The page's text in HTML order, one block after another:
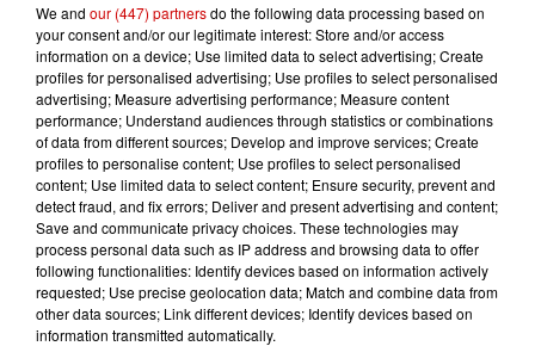
Gagnez vos places pour le
festival Marché Gourmand 2026
à Coulon !
Le Duel - Gagnez vos entrées
pour le parc animalier de votre
choix !
We and our (447) partnersdo the following data processing based on
your consent and/or our legitimate interest: Store and/or access
information on a device; Use limited data to select advertising; Create
profiles for personalised advertising; Use profiles to select personalised
advertising; Measure advertising performance; Measure content
performance; Understand audiences through statistics or combinations
of data from different sources; Develop and improve services; Create
profiles to personalise content; Use profiles to select personalised
content; Use limited data to select content; Ensure security, prevent and
detect fraud, and fix errors; Deliver and present advertising and content;
Save and communicate privacy choices. These technologies may
process personal data such as IP address and browsing data to offer
following functionalities: Identify devices based on information actively
requested; Use precise geolocation data; Match and combine data from
other data sources; Link different devices; Identify devices based on
information transmitted automatically.